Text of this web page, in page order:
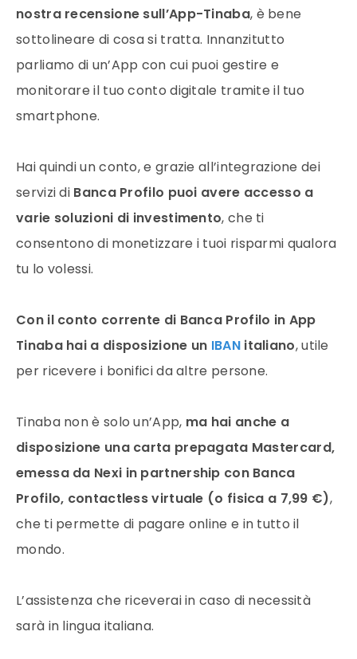
nostra recensione sull’App-Tinaba, è bene
sottolineare di cosa si tratta. Innanzitutto
parliamo di un’App con cui puoi gestire e
monitorare il tuo conto digitale tramite il tuo
smartphone.
Hai quindi un conto, e grazie all’integrazione dei
servizi di Banca Profilo puoi avere accesso a
varie soluzioni di investimento, che ti
consentono di monetizzare i tuoi risparmi qualora
tu lo volessi.
Con il conto corrente di Banca Profilo in App
Tinaba hai a disposizione un IBANitaliano, utile
per ricevere i bonifici da altre persone.
Tinaba non è solo un’App, ma hai anche a
disposizione una carta prepagata Mastercard,
emessa da Nexi in partnership con Banca
Profilo, contactless virtuale (o fisica a 7,99 €),
che ti permette di pagare online e in tutto il
mondo.
L’assistenza che riceverai in caso di necessità
sarà in lingua italiana.